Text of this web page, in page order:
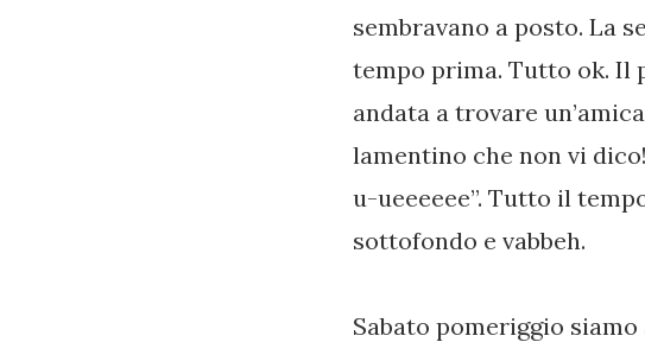
sembravano a posto. La
tempo prima. Tutto ok. Il
andata a trovare
lamentino che non vi
u-ueeeeee”. Tutto il
sottofondo e vabbeh.
Sabato pomeriggio